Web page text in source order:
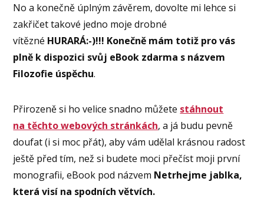
No a konečně úplným závěrem, dovolte mi lehce si
zakřičet takové jedno moje drobné
vítězné HURARÁ:-)!!! Konečně mám totiž pro vás
plně k dispozici svůj eBook zdarma s názvem
Filozofie úspěchu.
Přirozeně si ho velice snadno můžete stáhnout
na těchto webových stránkách, a já budu pevně
doufat (i si moc přát), aby vám udělal krásnou radost
ještě před tím, než si budete moci přečíst moji první
monografii, eBook pod názvem Netrhejme jablka,
která visí na spodních větvích.